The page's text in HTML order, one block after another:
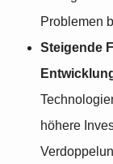
Problemen
Steigende
höhere